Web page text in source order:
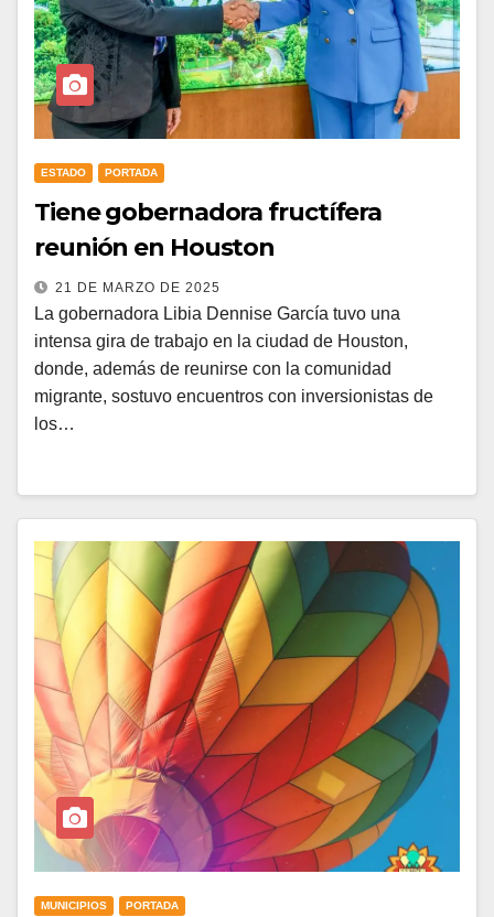
ESTADO PORTADA
Tiene gobernadora fructífera
reunión en Houston
21 DE MARZO DE 2025
La gobernadora Libia Dennise García tuvo una
intensa gira de trabajo en la ciudad de Houston,
donde, además de reunirse con la comunidad
migrante, sostuvo encuentros con inversionistas de
los…
MUNICIPIOS PORTADA